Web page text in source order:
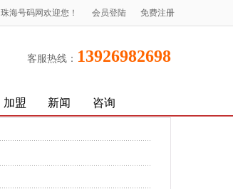
珠海号码网欢迎您！ 会员登陆 免费注册
客服热线： 13926982698
加盟 新闻 咨询